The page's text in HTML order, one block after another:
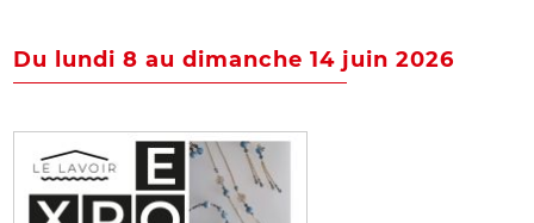
Du lundi 8 au dimanche 14 juin 2026